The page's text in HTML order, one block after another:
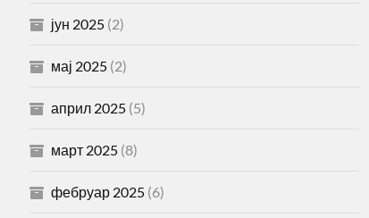
јун 2025(2)
мај 2025(2)
април 2025(5)
март 2025(8)
фебруар 2025(6)